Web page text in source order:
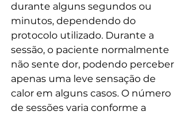
durante alguns segundos ou
minutos, dependendo do
protocolo utilizado. Durante a
sessão, o paciente normalmente
não sente dor, podendo perceber
apenas uma leve sensação de
calor em alguns casos. O número
de sessões varia conforme a